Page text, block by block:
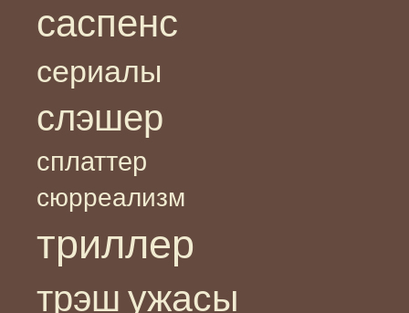
саспенс
сериалы
слэшер
сплаттер
сюрреализм
триллер
трэш ужасы